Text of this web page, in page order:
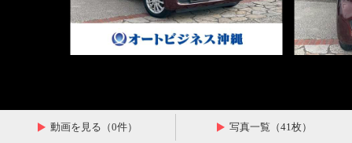
動画を見る（0件） 写真一覧（41枚）